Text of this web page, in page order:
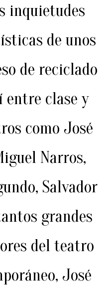
inquietudes
de unos
de reciclado
entre clase y
como José
Narros,
Salvador
grandes
del teatro
José